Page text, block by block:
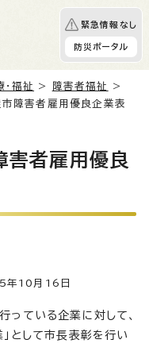
緊急情報なし
防災ポータル
・福祉 > 障害者福祉
>
障害者雇用優良企業表
害者雇用優良
10月16日
ている企業に対して、
として市長表彰を行い